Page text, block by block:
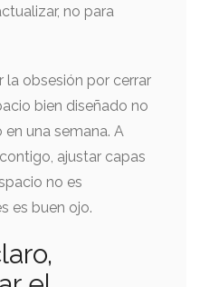
no para
la obsesión por cerrar
bien diseñado no
una semana. A
ajustar capas
no es
es buen ojo.